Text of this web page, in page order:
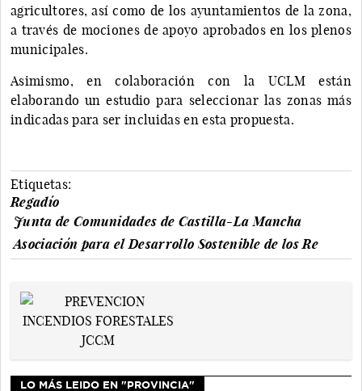
agricultores, así como de los ayuntamientos de la zona,
a través de mociones de apoyo aprobados en los plenos
municipales.
Asimismo, en colaboración con la UCLM están
elaborando un estudio para seleccionar las zonas más
indicadas para ser incluidas en esta propuesta.
Etiquetas:
Regadío
Junta de Comunidades de Castilla-La Mancha
Asociación para el Desarrollo Sostenible de los Re
LO MÁS LEIDO EN "PROVINCIA"